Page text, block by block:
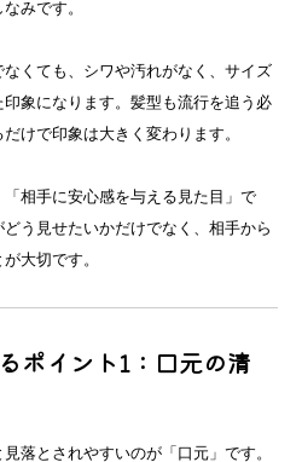
みです。
くても、シワや汚れがなく、サイズ
象になります。髪型も流行を追う必
けで印象は大きく変わります。
相手に安心感を与える見た目」で
う見せたいかだけでなく、相手から
大切です。
ポイント1：口元の清
落とされやすいのが「口元」です。